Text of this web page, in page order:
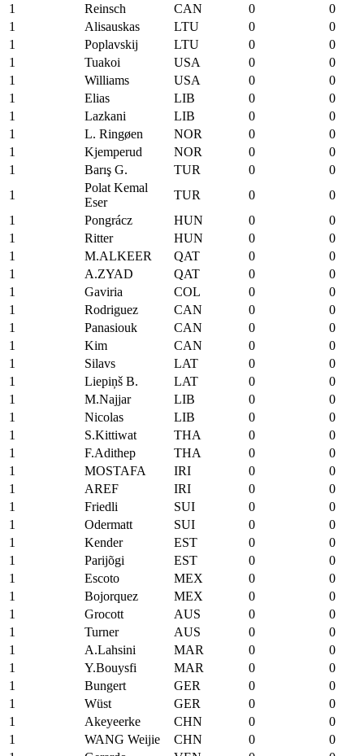
1
Reinsch CAN 0
0
1
Alisauskas LTU 0
0
1
Poplavskij LTU 0
0
1
Tuakoi USA 0
0
1
Williams USA 0
0
1
Elias LIB 0
0
1
Lazkani LIB 0
0
1
L. Ringøen NOR 0
0
1
Kjemperud NOR 0
0
1
Barış G. TUR 0
0
1
Polat Kemal
Eser
TUR 0
0
1
Pongrácz HUN 0
0
1
Ritter HUN 0
0
1
M.ALKEER QAT 0
0
1
A.ZYAD QAT 0
0
1
Gaviria COL 0
0
1
Rodriguez CAN 0
0
1
Panasiouk CAN 0
0
1
Kim CAN 0
0
1
Silavs LAT 0
0
1
Liepiņš B. LAT 0
0
1
M.Najjar LIB 0
0
1
Nicolas LIB 0
0
1
S.Kittiwat THA 0
0
1
F.Adithep THA 0
0
1
MOSTAFA IRI 0
0
1
AREF IRI 0
0
1
Friedli SUI 0
0
1
Odermatt SUI 0
0
1
Kender EST 0
0
1
Parijõgi EST 0
0
1
Escoto MEX 0
0
1
Bojorquez MEX 0
0
1
Grocott AUS 0
0
1
Turner AUS 0
0
1
A.Lahsini MAR 0
0
1
Y.Bouysfi MAR 0
0
1
Bungert GER 0
0
1
Wüst GER 0
0
1
Akeyeerke CHN 0
0
1
WANG Weijie CHN 0
0